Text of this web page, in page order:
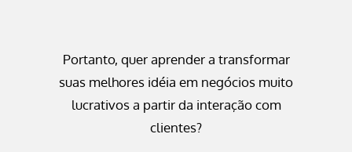
Portanto, quer aprender a transformar
suas melhores idéia em negócios muito
lucrativos a partir da interação com
clientes?